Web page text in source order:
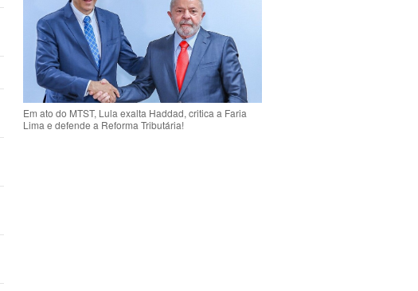
Em ato do MTST, Lula exalta Haddad, critica a Faria
Lima e defende a Reforma Tributária!